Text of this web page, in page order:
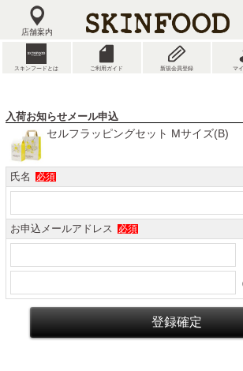
店舗案内
スキンフードとは ご利用ガイド 新規会員登録 マ
入荷お知らせメール申込
セルフラッピングセット Mサイズ(B)
氏名 必須
お申込メールアドレス 必須